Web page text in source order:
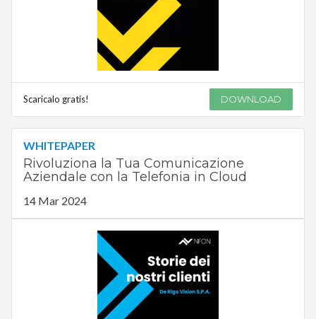
Scaricalo gratis! DOWNLOAD
WHITEPAPER
Rivoluziona la Tua Comunicazione
Aziendale con la Telefonia in Cloud
14 Mar 2024